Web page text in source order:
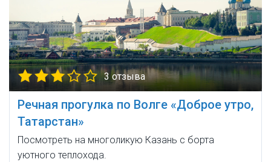
3 отзыва
Речная прогулка по Волге «Доброе утро,
Татарстан»
Посмотреть на многоликую Казань с борта
уютного теплохода.